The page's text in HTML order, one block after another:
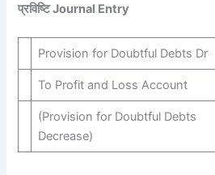
प्रविष्टि Journal Entry
Provision for Doubtful Debts Dr
To Profit and Loss Account
(Provision for Doubtful Debts
Decrease)